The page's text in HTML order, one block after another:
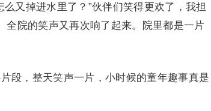
又掉进水里了？”伙伴们笑得更欢了，我担
全院的笑声又再次响了起来。院里都是一片
，整天笑声一片，小时候的童年趣事真是